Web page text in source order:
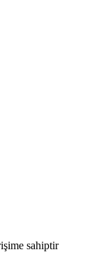
sahiptir